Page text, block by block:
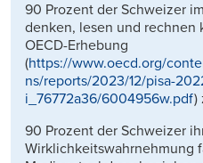
90 Prozent der Schweizer
denken, lesen und rechnen
OECD-Erhebung
(https://www.oecd.org/
ns/reports/2023/12/pisa-
i_76772a36/6004956w.pdf)
90 Prozent der Schweizer
Wirklichkeitswahrnehmung